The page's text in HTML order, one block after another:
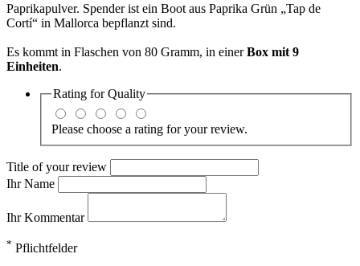
Paprikapulver. Spender ist ein Boot aus Paprika Grün „Tap de
Cortí“ in Mallorca bepflanzt sind.
Es kommt in Flaschen von 80 Gramm, in einerBox mit 9
Einheiten.
Rating forQuality
Please choose a rating for your review.
Title of your review
Ihr Name
Ihr Kommentar
* Pflichtfelder